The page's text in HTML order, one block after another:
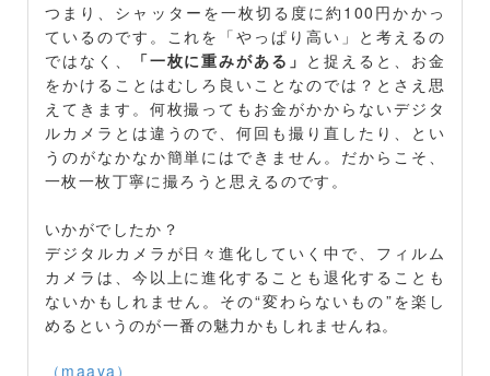
つまり、シャッターを一枚切る度に約100円かかっ
ているのです。これを「やっぱり高い」と考えるの
ではなく、
「一枚に重みがある」 と捉えると、お金
をかけることはむしろ良いことなのでは？とさえ思
えてきます。何枚撮ってもお金がかからないデジタ
ルカメラとは違うので、何回も撮り直したり、とい
うのがなかなか簡単にはできません。だからこそ、
一枚一枚丁寧に撮ろうと思えるのです。
いかがでしたか？
デジタルカメラが日々進化していく中で、フィルム
カメラは、今以上に進化することも退化することも
ないかもしれません。その“変わらないもの”を楽し
めるというのが一番の魅力かもしれませんね。
（maaya）